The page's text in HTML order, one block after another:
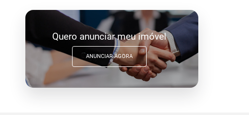
Quero anunciar meu imóvel
ANUNCIAR AGORA